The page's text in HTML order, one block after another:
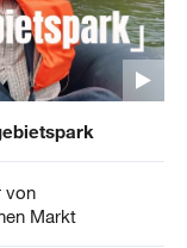
von
Markt